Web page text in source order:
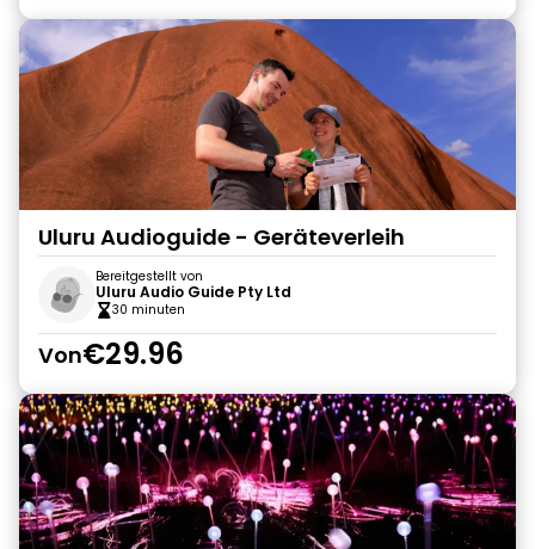
Uluru Audioguide - Geräteverleih
Bereitgestellt von
Uluru Audio Guide Pty Ltd
30 minuten
Von€29.96